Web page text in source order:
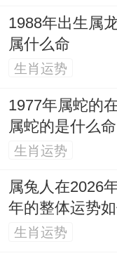
【生肖鸡：平
酉金受午火克
需防烂桃花。
【生肖狗：三合
戌午寅三合，
合作顺利，有
显现，正偏财
1988年出生属
属什么命
生肖运势
1977年属蛇的
属蛇的是什么命
生肖运势
属兔人在2026
年的整体运势
生肖运势